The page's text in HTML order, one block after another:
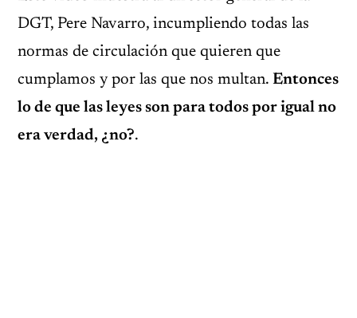
DGT, Pere Navarro, incumpliendo todas las
normas de circulación que quieren que
cumplamos y por las que nos multan. Entonces
lo de que las leyes son para todos por igual no
era verdad, ¿no?.